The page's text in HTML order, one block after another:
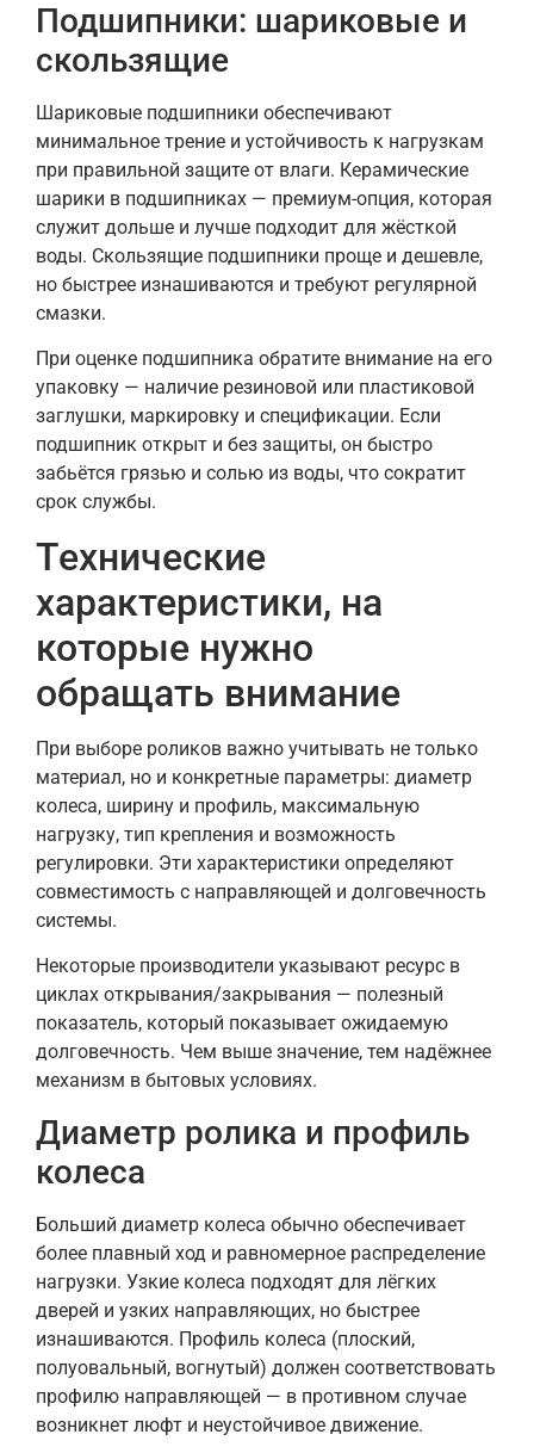
Подшипники: шариковые и
скользящие
Шариковые подшипники обеспечивают
минимальное трение и устойчивость к нагрузкам
при правильной защите от влаги. Керамические
шарики в подшипниках — премиум-опция, которая
служит дольше и лучше подходит для жёсткой
воды. Скользящие подшипники проще и дешевле,
но быстрее изнашиваются и требуют регулярной
смазки.
При оценке подшипника обратите внимание на его
упаковку — наличие резиновой или пластиковой
заглушки, маркировку и спецификации. Если
подшипник открыт и без защиты, он быстро
забьётся грязью и солью из воды, что сократит
срок службы.
Технические
характеристики, на
которые нужно
обращать внимание
При выборе роликов важно учитывать не только
материал, но и конкретные параметры: диаметр
колеса, ширину и профиль, максимальную
нагрузку, тип крепления и возможность
регулировки. Эти характеристики определяют
совместимость с направляющей и долговечность
системы.
Некоторые производители указывают ресурс в
циклах открывания/закрывания — полезный
показатель, который показывает ожидаемую
долговечность. Чем выше значение, тем надёжнее
механизм в бытовых условиях.
Диаметр ролика и профиль
колеса
Больший диаметр колеса обычно обеспечивает
более плавный ход и равномерное распределение
нагрузки. Узкие колеса подходят для лёгких
дверей и узких направляющих, но быстрее
изнашиваются. Профиль колеса (плоский,
полуовальный, вогнутый) должен соответствовать
профилю направляющей — в противном случае
возникнет люфт и неустойчивое движение.